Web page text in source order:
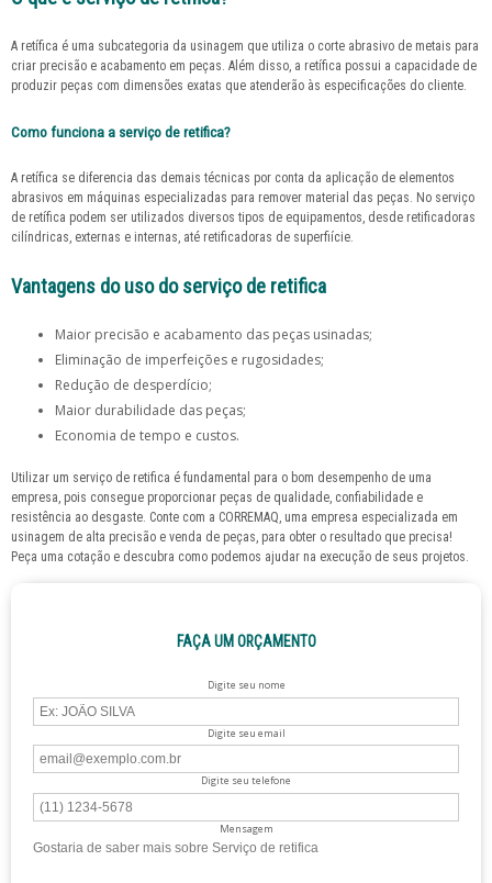
A retífica é uma subcategoria da usinagem que utiliza o corte abrasivo de metais para
criar precisão e acabamento em peças. Além disso, a retífica possui a capacidade de
produzir peças com dimensões exatas que atenderão às especificações do cliente.
Como funciona a serviço de retifica?
A retífica se diferencia das demais técnicas por conta da aplicação de elementos
abrasivos em máquinas especializadas para remover material das peças. No serviço
de retífica podem ser utilizados diversos tipos de equipamentos, desde retificadoras
cilíndricas, externas e internas, até retificadoras de superfiície.
Vantagens do uso do serviço de retifica
Maior precisão e acabamento das peças usinadas;
Eliminação de imperfeições e rugosidades;
Redução de desperdício;
Maior durabilidade das peças;
Economia de tempo e custos.
Utilizar um serviço de retifica é fundamental para o bom desempenho de uma
empresa, pois consegue proporcionar peças de qualidade, confiabilidade e
resistência ao desgaste. Conte com a CORREMAQ, uma empresa especializada em
usinagem de alta precisão e venda de peças, para obter o resultado que precisa!
Peça uma cotação e descubra como podemos ajudar na execução de seus projetos.
FAÇA UM ORÇAMENTO
Digite seu nome
Digite seu email
Digite seu telefone
Mensagem